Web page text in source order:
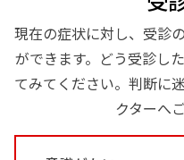
現在の症状に対し、受診
ができます。どう受診し
てみてください。判断に
クターへ